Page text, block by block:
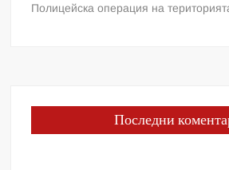
Полицейска операция на
Последни